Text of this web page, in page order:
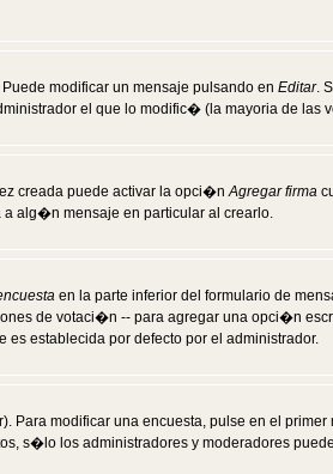
modificar un mensaje pulsando en Editar.
el que lo modific� (la mayoria de las
creada puede activar la opci�nAgregar firma
alg�n mensaje en particular al crearlo.
en la parte inferior del formulario de
de votaci�n -- para agregar una opci�n
establecida por defecto por el administrador.
modificar una encuesta, pulse en el
s�lo los administradores y moderadores